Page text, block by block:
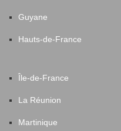
Guyane
Hauts-de-France
Île-de-France
La Réunion
Martinique